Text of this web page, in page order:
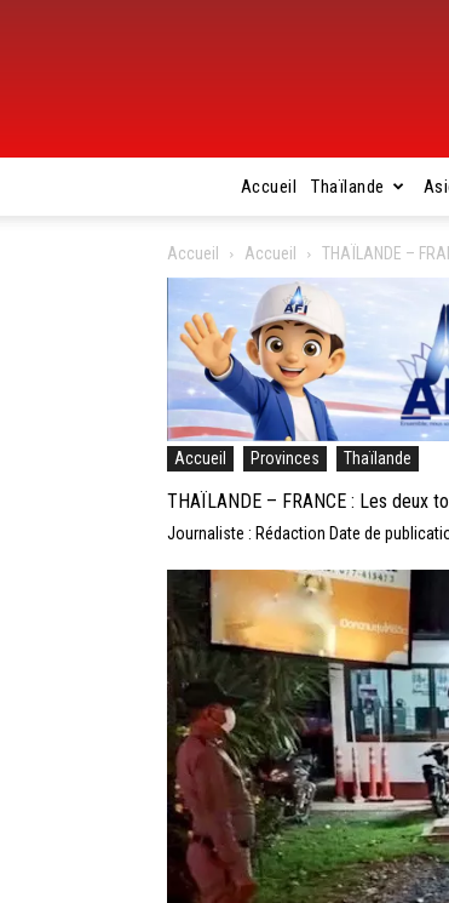
Accueil Thaïlande
Accueil Accueil THAÏLANDE –
Accueil Provinces Thaïlande
THAÏLANDE – FRANCE : Les deux
Journaliste : Rédaction Date de